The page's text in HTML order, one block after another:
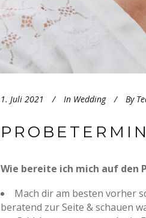
1. Juli 2021 In Wedding By
Wie bereite ich mich auf den
Mach dir am besten vorher
beratend zur Seite & schauen